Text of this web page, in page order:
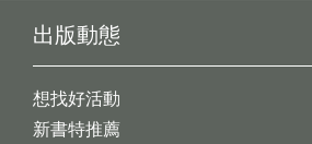
出版動態
想找好活動
新書特推薦